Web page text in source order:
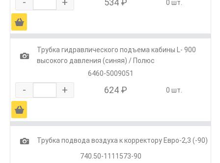
534 ₽ 0 шт.
Ä
1
Трубка гидравлического подъема кабины L- 900
высокого давления (синяя) / Полюс
6460-5009051
- + 624 ₽ 0 шт.
Ä
1
Трубка подвода воздуха к корректору Евро-2,3 (-90)
740.50-1111573-90